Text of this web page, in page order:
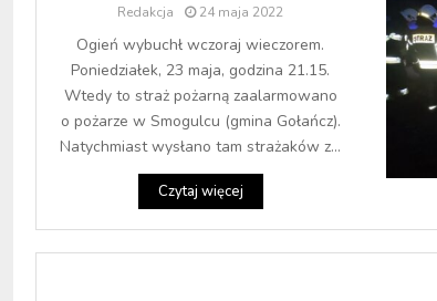
Redakcja 24 maja 2022
Ogień wybuchł wczoraj wieczorem.
Poniedziałek, 23 maja, godzina 21.15.
Wtedy to straż pożarną zaalarmowano
o pożarze w Smogulcu (gmina Gołańcz).
Natychmiast wysłano tam strażaków z...
Czytaj więcej